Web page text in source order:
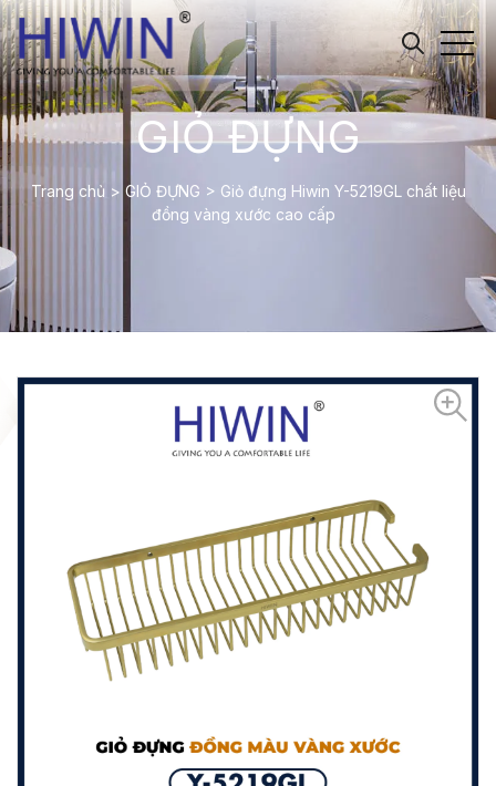
GIỎ ĐỰNG
Trang chủ > GIỎ ĐỰNG > Giỏ đựng Hiwin Y-5219GL chất liệu
đồng vàng xước cao cấp